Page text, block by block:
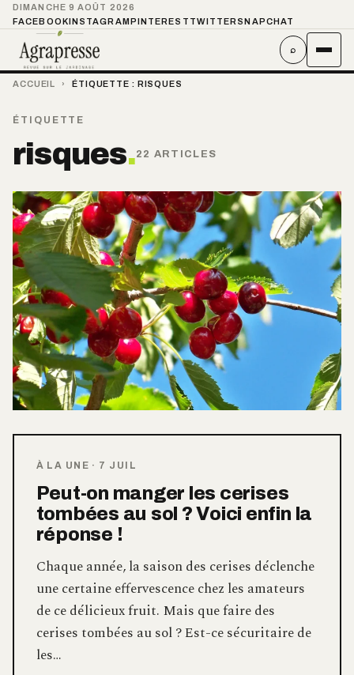
DIMANCHE 9 AOÛT 2026
FACEBOOKINSTAGRAMPINTEREST TWITTER SNAPCHAT
⌕
ACCUEIL › ÉTIQUETTE : RISQUES
ÉTIQUETTE
risques.22 ARTICLES
À LA UNE · 7 JUIL
Peut-on manger les cerises
tombées au sol ? Voici enfin la
réponse !
Chaque année, la saison des cerises déclenche
une certaine effervescence chez les amateurs
de ce délicieux fruit. Mais que faire des
cerises tombées au sol ? Est-ce sécuritaire de
les…